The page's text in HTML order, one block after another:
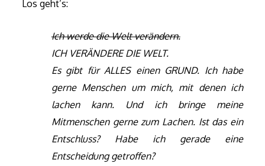
Los geht’s:
Ich werde die Welt verändern.
ICH VERÄNDERE DIE WELT.
Es gibt für ALLES einen GRUND. Ich habe
gerne Menschen um mich, mit denen ich
lachen kann. Und ich bringe meine
Mitmenschen gerne zum Lachen. Ist das ein
Entschluss? Habe ich gerade eine
Entscheidung getroffen?